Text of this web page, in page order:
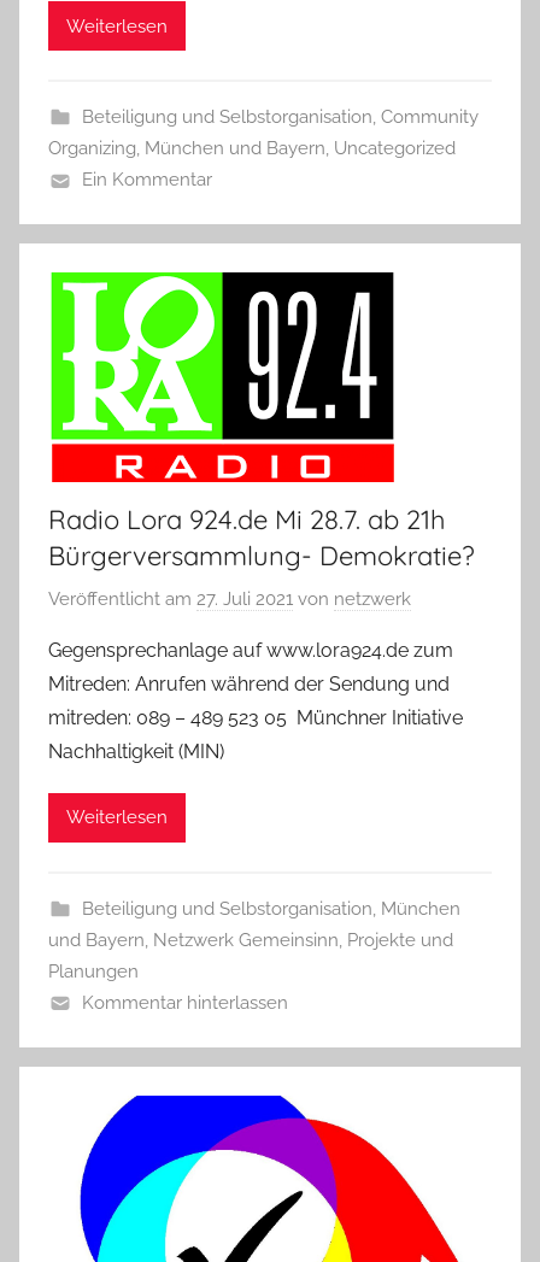
Weiterlesen
Beteiligung und Selbstorganisation, Community
Organizing, München und Bayern, Uncategorized
Ein Kommentar
Radio Lora 924.de Mi 28.7. ab 21h
Bürgerversammlung- Demokratie?
Veröffentlicht am 27. Juli 2021 von netzwerk
Gegensprechanlage auf www.lora924.de zum
Mitreden: Anrufen während der Sendung und
mitreden: 089 – 489 523 05 Münchner Initiative
Nachhaltigkeit (MIN)
Weiterlesen
Beteiligung und Selbstorganisation, München
und Bayern, Netzwerk Gemeinsinn, Projekte und
Planungen
Kommentar hinterlassen